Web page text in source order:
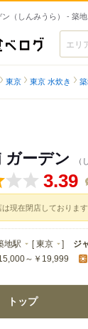
（しんみうら） - 築地
食べログ
東京 東京 水炊き
ガーデン （
3.39
現在閉店しております
地駅 [東京 ] ジ
～￥19,999
トップ